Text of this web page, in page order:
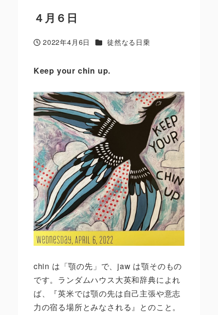
４月６日
投稿日
2022年4月6日 カテゴリー
徒然なる日乗
Keep your chin up.
chin は「顎の先」で、jaw は顎そのもの
です。ランダムハウス大英和辞典によれ
ば、『英米では顎の先は自己主張や意志
力の宿る場所とみなされる』とのこと。